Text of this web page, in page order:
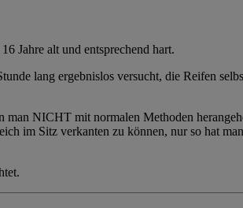
Jahre alt und entsprechend hart.
lang ergebnislos versucht, die Reifen
man NICHT mit normalen Methoden
im Sitz verkanten zu können, nur so hat man